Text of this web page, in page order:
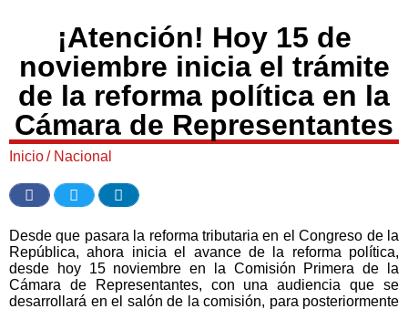
¡Atención! Hoy 15 de
noviembre inicia el trámite
de la reforma política en la
Cámara de Representantes
Inicio/ Nacional
Desde que pasara la reforma tributaria en el Congreso de la
República, ahora inicia el avance de la reforma política,
desde hoy 15 noviembre en la Comisión Primera de la
Cámara de Representantes, con una audiencia que se
desarrollará en el salón de la comisión, para posteriormente